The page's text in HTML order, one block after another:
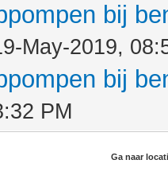
bij
May-2019,
bij
PM
Ga naar